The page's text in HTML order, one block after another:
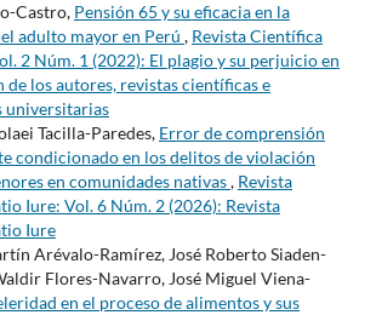
Castro, Pensión 65 y su eficacia en la
adulto mayor en Perú , Revista Científica
2 Núm. 1 (2022): El plagio y su perjuicio en
de los autores, revistas científicas e
universitarias
Tacilla-Paredes, Error de comprensión
condicionado en los delitos de violación
en comunidades nativas, Revista
Iure: Vol. 6 Núm. 2 (2026): Revista
Iure
Arévalo-Ramírez, José Roberto Siaden-
Flores-Navarro, José Miguel Viena-
en el proceso de alimentos y sus